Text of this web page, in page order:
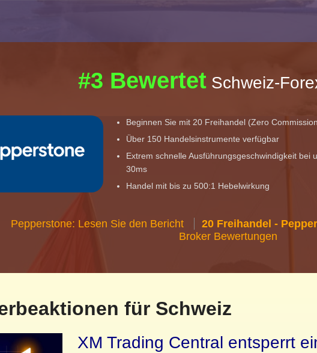
#3 Bewertet Schweiz-
Beginnen Sie mit 20 Freihandel (Zero
Über 150 Handelsinstrumente verfügbar
Extrem schnelle Ausführungsgeschwindigkeit bei
30ms
Handel mit bis zu 500:1 Hebelwirkung
Pepperstone: Lesen Sie den Bericht 20 Freihandel -
Broker Bewertungen
für Schweiz
XM Trading Central entsperrt